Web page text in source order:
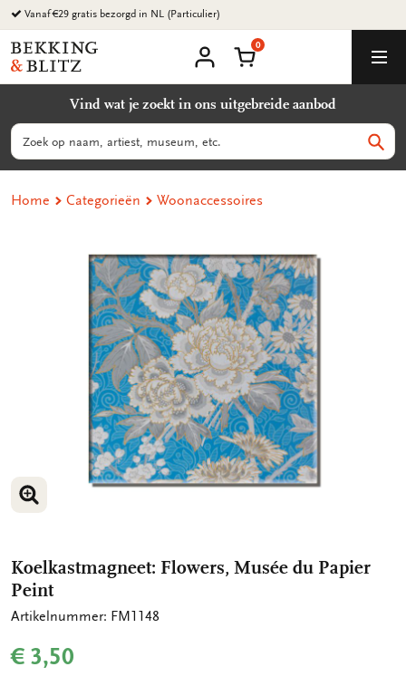
Ga
naar
content
Vanaf €29 gratis bezorgd in NL (Particulier)
Bekking
&
B.V.
account
Winkelmand
0
Vind wat je zoekt in ons uitgebreide aanbod
Zoeken
Home Categorieën Woonaccessoires
VERGROOT AFBEELDING
Koelkastmagneet: Flowers, Musée du Papier
Peint
Artikelnummer: FM1148
€ 3,50